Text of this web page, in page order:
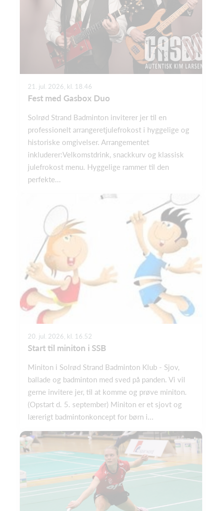
21. jul. 2026, kl. 18.46
Fest med Gasbox Duo
Solrød Strand Badminton inviterer jer til en
professionelt arrangeretjulefrokost i hyggelige og
historiske omgivelser. Arrangementet
inkluderer:Velkomstdrink, snackkurv og klassisk
julefrokost menu. Hyggelige rammer til den
perfekte...
20. jul. 2026, kl. 16.52
Start til miniton i SSB
Miniton i Solrød Strand Badminton Klub - Sjov,
ballade og badminton med sved på panden. Vi vil
gerne invitere jer, til at komme og prøve miniton.
(Opstart d. 5. september) Miniton er et sjovt og
lærerigt badmintonkoncept for børn i...